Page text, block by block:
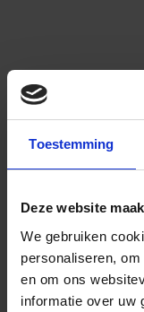
Toestemming
Deze website
We gebruiken
personaliseren,
en om ons
informatie over uw